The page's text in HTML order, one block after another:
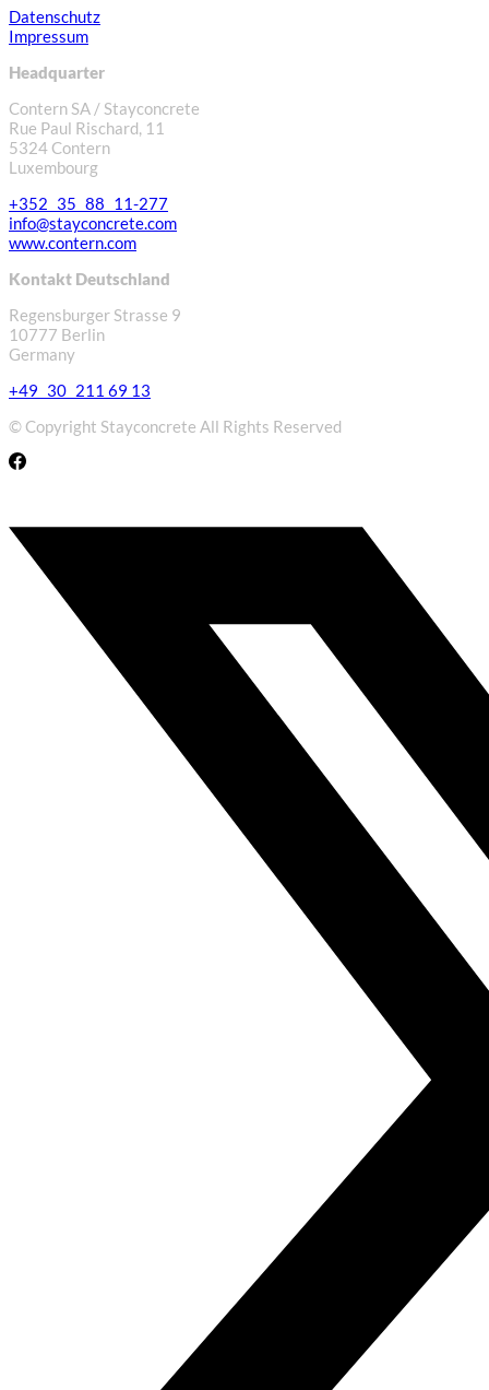
Datenschutz
Impressum
Headquarter
Contern SA / Stayconcrete
Rue Paul Rischard, 11
5324 Contern
Luxembourg
+352 35 88 11-277
info@stayconcrete.com
www.contern.com
Kontakt Deutschland
Regensburger Strasse 9
10777 Berlin
Germany
+49 30 211 69 13
© Copyright Stayconcrete All Rights Reserved